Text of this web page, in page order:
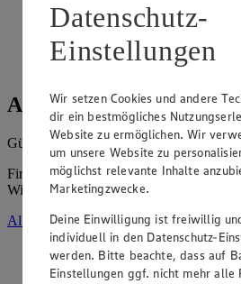
Super Sommer Spar-Pass
Prospekt Super Sommer Spar-
Angebote der Woche
Gültig vom03.08.2026bis zum
Firma: Zweite Edeka-Markt Minden-
Wittelsbacherallee 61, 32427 Minden
Alle Angebote ansehen
Angebot:Henglein
XXL
Datenschutz-
Einstellungen
Wir setzen Cookies und andere
dir ein bestmögliches
Website zu ermöglichen. Wir
um unsere Website zu
möglichst relevante Inhalte
Marketingzwecke.
Deine Einwilligung ist freiwillig
individuell in den Datenschutz-
werden. Bitte beachte, dass auf
Einstellungen ggf. nicht mehr alle